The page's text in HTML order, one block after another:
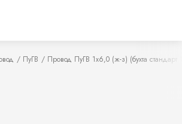
ПуГВ Провод ПуГВ 1х6,0 (ж-з) (бухта стандарт